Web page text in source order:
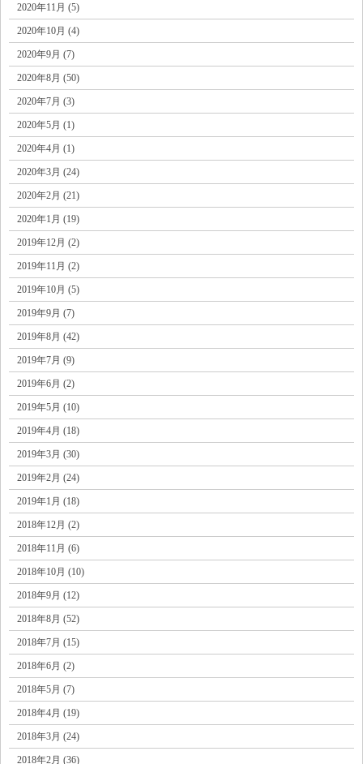
2020年11月 (5)
2020年10月 (4)
2020年9月 (7)
2020年8月 (50)
2020年7月 (3)
2020年5月 (1)
2020年4月 (1)
2020年3月 (24)
2020年2月 (21)
2020年1月 (19)
2019年12月 (2)
2019年11月 (2)
2019年10月 (5)
2019年9月 (7)
2019年8月 (42)
2019年7月 (9)
2019年6月 (2)
2019年5月 (10)
2019年4月 (18)
2019年3月 (30)
2019年2月 (24)
2019年1月 (18)
2018年12月 (2)
2018年11月 (6)
2018年10月 (10)
2018年9月 (12)
2018年8月 (52)
2018年7月 (15)
2018年6月 (2)
2018年5月 (7)
2018年4月 (19)
2018年3月 (24)
2018年2月 (36)